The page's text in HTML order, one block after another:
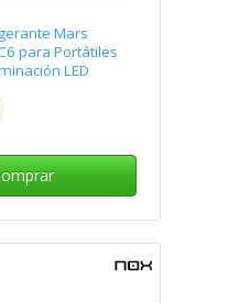
Mars
para Portátiles
LED